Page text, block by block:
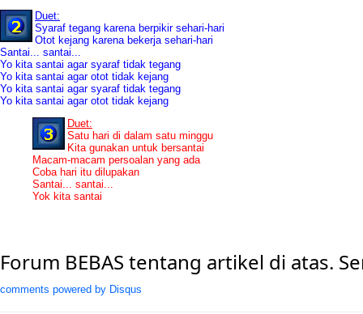
Duet:
Syaraf tegang karena berpikir sehari-hari
Otot kejang karena bekerja sehari-hari
Santai... santai...
Yo kita santai agar syaraf tidak tegang
Yo kita santai agar otot tidak kejang
Yo kita santai agar syaraf tidak tegang
Yo kita santai agar otot tidak kejang
Duet:
Satu hari di dalam satu minggu
Kita gunakan untuk bersantai
Macam-macam persoalan yang ada
Coba hari itu dilupakan
Santai... santai...
Yok kita santai
Forum BEBAS tentang artikel di atas.
comments powered by Disqus